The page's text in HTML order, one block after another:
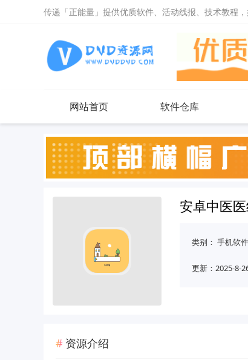
传递「正能量」提供优质软件、活动线报、技术教程，
网站首页 软件仓库
安卓中医
类别： 手机软件
更新：2025-8-
资源介绍